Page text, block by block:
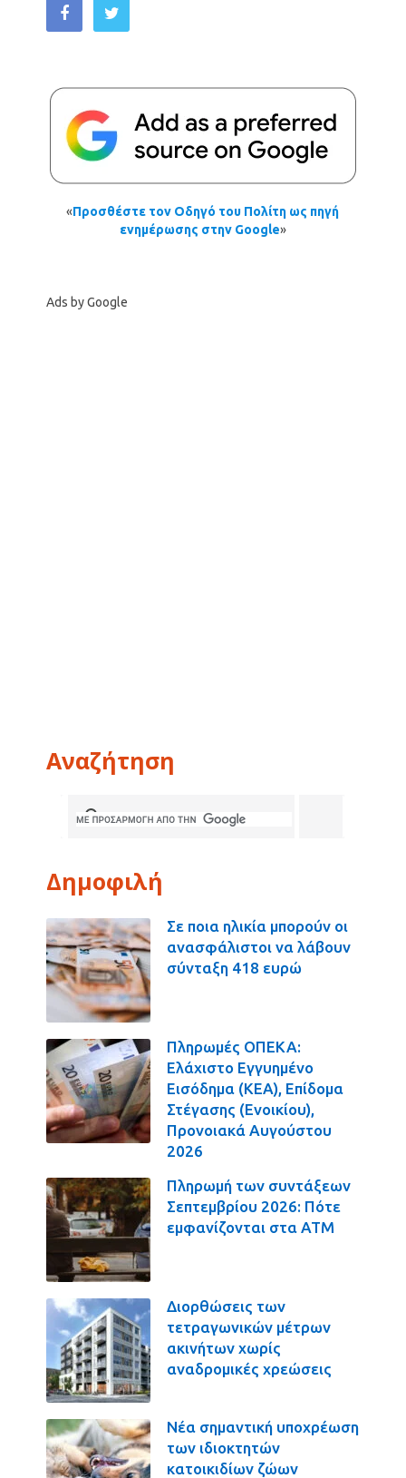
«Προσθέστε τον Οδηγό του Πολίτη ως πηγή
ενημέρωσης στην Google»
Ads by Google
Αναζήτηση
Δημοφιλή
Σε ποια ηλικία μπορούν οι
ανασφάλιστοι να λάβουν
σύνταξη 418 ευρώ
Πληρωμές ΟΠΕΚΑ:
Ελάχιστο Εγγυημένο
Εισόδημα (ΚΕΑ), Επίδομα
Στέγασης (Ενοικίου),
Προνοιακά Αυγούστου
2026
Πληρωμή των συντάξεων
Σεπτεμβρίου 2026: Πότε
εμφανίζονται στα ΑΤΜ
Διορθώσεις των
τετραγωνικών μέτρων
ακινήτων χωρίς
αναδρομικές χρεώσεις
Νέα σημαντική υποχρέωση
των ιδιοκτητών
κατοικιδίων ζώων